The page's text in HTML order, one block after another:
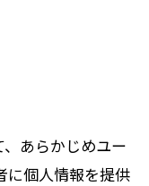
あらかじめユー
に個人情報を提供